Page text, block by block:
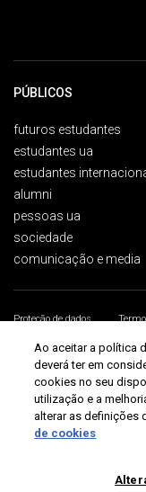
PÚBLICOS
futuros estudantes
estudantes ua
estudantes
alumni
pessoas ua
sociedade
comunicação e media
Proteção de dados
Universidade de Aveiro 2026
Ao aceitar a política
deverá ter em
cookies no seu
utilização e a
alterar as definições
de cookies